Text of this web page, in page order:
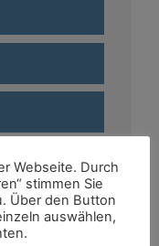
Webseite. Durch
stimmen Sie
Über den Button
auswählen,